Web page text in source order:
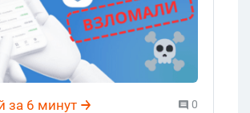
сообщают о краже средств с
Общий ущерб уже
(различные телеграм
чем в $2 млн.
за 6 минут 0